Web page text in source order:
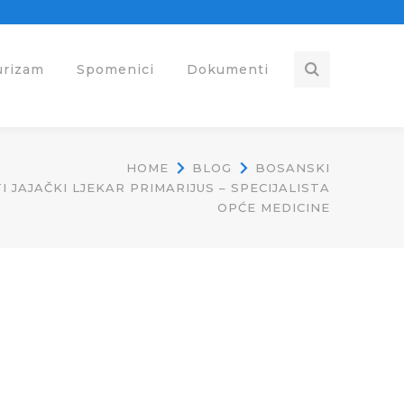
Spomenici Dokumenti
HOME BLOG
BOSANSKI
LJEKAR PRIMARIJUS – SPECIJALISTA
OPĆE MEDICINE